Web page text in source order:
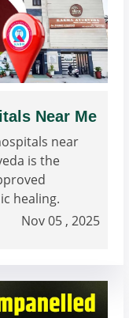
Near Me
near
is the
healing.
Nov 05 , 2025